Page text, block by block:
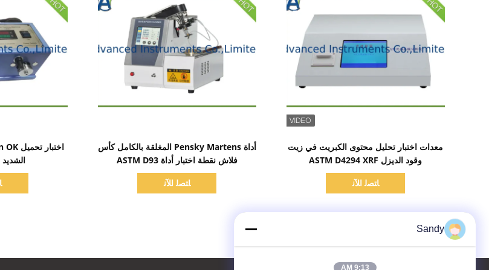
أداة Pensky Martens المغلقة بالكامل كأس
فلاش نقطة اختبار أداة ASTM D93
ﺎﺘﺼﻟ ﺍﻶﻧ
معدات اختبار تحليل محتوى الكبريت في زيت
وقود الديزل ASTM D4294 XRF
ﺎﺘﺼﻟ ﺍﻶﻧ
Sandy
9:13 AM